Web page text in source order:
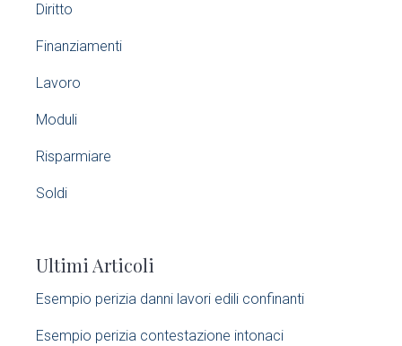
m
a
S
d
e
Diritto
Finanziamenti
Lavoro
Moduli
Risparmiare
Soldi
Ultimi Articoli
Esempio perizia danni lavori edili confinanti​
Esempio perizia contestazione intonaci​